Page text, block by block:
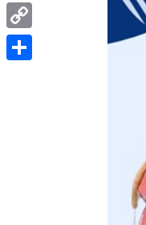
WhatsApp
Copy